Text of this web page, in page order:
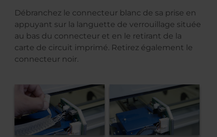
Débranchez le connecteur blanc de sa prise en
appuyant sur la languette de verrouillage située
au bas du connecteur et en le retirant de la
carte de circuit imprimé. Retirez également le
connecteur noir.